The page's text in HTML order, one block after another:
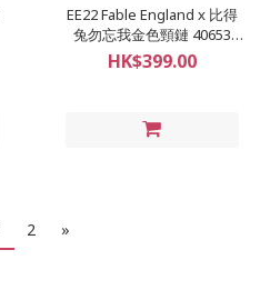
EE22 Fable England x 比得
兔勿忘我金色頸鏈 40653
072326
HK$399.00
2 »